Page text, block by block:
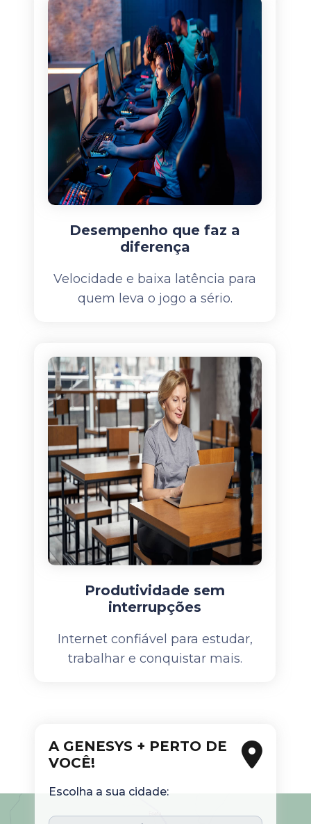
Desempenho que faz a
diferença
Velocidade e baixa latência para
quem leva o jogo a sério.
Produtividade sem
interrupções
Internet confiável para estudar,
trabalhar e conquistar mais.
A GENESYS + PERTO DE
VOCÊ!
Escolha a sua cidade: